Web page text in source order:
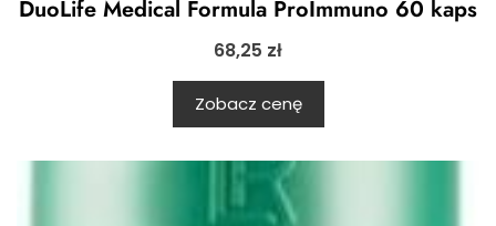
DuoLife Medical Formula ProImmuno 60 kaps
68,25 zł
Zobacz cenę